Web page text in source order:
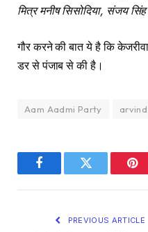
मित्र मनीष सिसोदिया, संजय
गौर करने की बात ये है कि
डर से पंजाब से की है।
Aam Aadmi Party
FacebookTwitter
PREVIOUS ARTICLE